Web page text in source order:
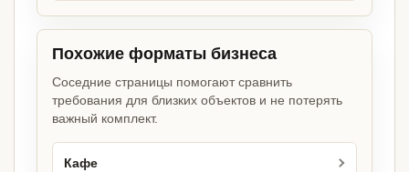
Похожие форматы бизнеса
Соседние страницы помогают сравнить
требования для близких объектов и не потерять
важный комплект.
Кафе